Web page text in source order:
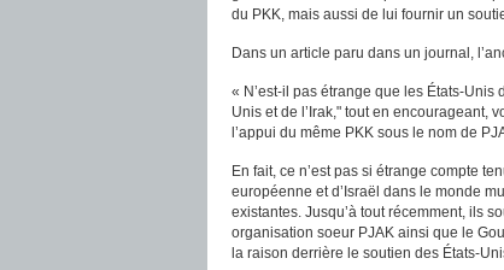
du PKK, mais aussi de lui fournir un
Dans un article paru dans un journal,
« N’est-il pas étrange que les États-
Unis et de l’Irak," tout en encourageant,
l’appui du même PKK sous le nom de
En fait, ce n’est pas si étrange compte
européenne et d’Israël dans le monde
existantes. Jusqu’à tout récemment, ils
organisation soeur PJAK ainsi que le
la raison derrière le soutien des États-